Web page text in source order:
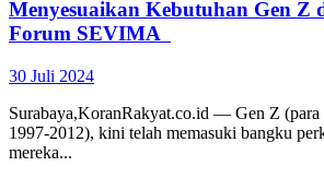
Menyesuaikan Kebutuhan Gen Z
Forum SEVIMA
30 Juli 2024
Surabaya,KoranRakyat.co.id — Gen Z (para
1997-2012), kini telah memasuki bangku
mereka...